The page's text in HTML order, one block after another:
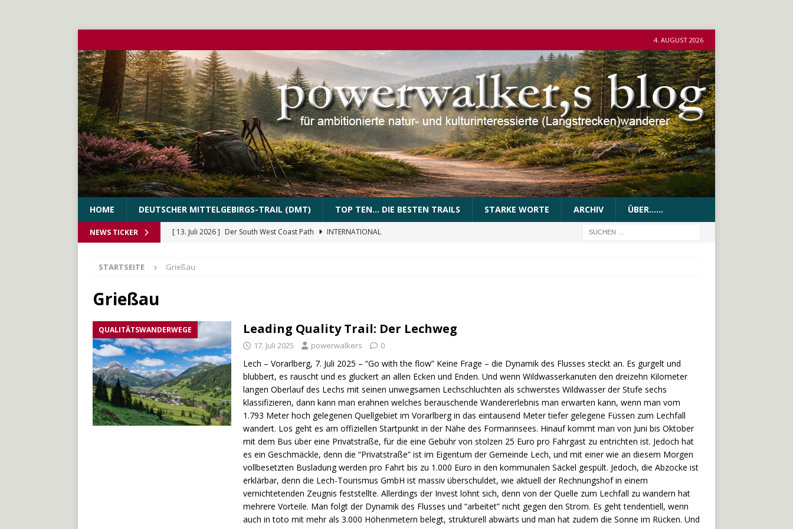
4. AUGUST 2026
HOME DEUTSCHER MITTELGEBIRGS-TRAIL (DMT) TOP TEN… DIE BESTEN TRAILS STARKE WORTE ARCHIV ÜBER……
NEWS TICKER [ 13. Juli 2026 ] Der South West Coast Path
INTERNATIONAL
[ 27. Mai 2026 ]
STARTSEITE Grießau
Grießau
QUALITÄTSWANDERWEGE Leading Quality Trail: Der Lechweg
17. Juli 2025 powerwalkers 0
Lech – Vorarlberg, 7. Juli 2025 – “Go with the flow” Keine Frage – die Dynamik des Flusses steckt an. Es gurgelt und
blubbert, es rauscht und es gluckert an allen Ecken und Enden. Und wenn Wildwasserkanuten den dreizehn Kilometer
langen Oberlauf des Lechs mit seinen unwegsamen Lechschluchten als schwerstes Wildwasser der Stufe sechs
klassifizieren, dann kann man erahnen welches berauschende Wandererlebnis man erwarten kann, wenn man vom
1.793 Meter hoch gelegenen Quellgebiet im Vorarlberg in das eintausend Meter tiefer gelegene Füssen zum Lechfall
wandert. Los geht es am offiziellen Startpunkt in der Nähe des Formarinsees. Hinauf kommt man von Juni bis Oktober
mit dem Bus über eine Privatstraße, für die eine Gebühr von stolzen 25 Euro pro Fahrgast zu entrichten ist. Jedoch hat
es ein Geschmäckle, denn die “Privatstraße” ist im Eigentum der Gemeinde Lech, und mit einer wie an diesem Morgen
vollbesetzten Busladung werden pro Fahrt bis zu 1.000 Euro in den kommunalen Säckel gespült. Jedoch, die Abzocke ist
erklärbar, denn die Lech-Tourismus GmbH ist massiv überschuldet, wie aktuell der Rechnungshof in einem
vernichtetenden Zeugnis feststellte. Allerdings der Invest lohnt sich, denn von der Quelle zum Lechfall zu wandern hat
mehrere Vorteile. Man folgt der Dynamik des Flusses und “arbeitet” nicht gegen den Strom. Es geht tendentiell, wenn
auch in toto mit mehr als 3.000 Höhenmetern belegt, strukturell abwärts und man hat zudem die Sonne im Rücken. Und